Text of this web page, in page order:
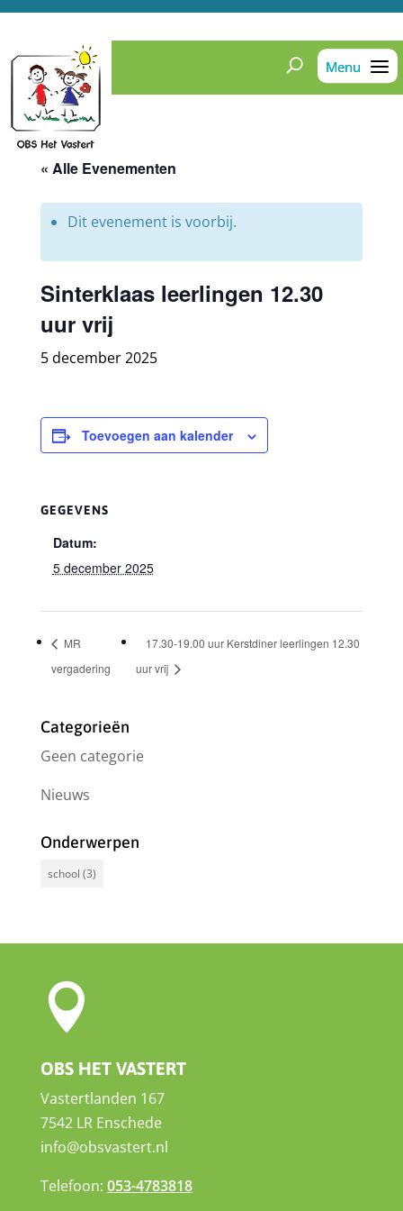
« Alle Evenementen
Dit evenement is voorbij.
Sinterklaas leerlingen 12.30
uur vrij
5 december 2025
Toevoegen aan kalender
GEGEVENS
Datum:
5 december 2025
MR
vergadering
17.30-19.00 uur Kerstdiner leerlingen 12.30
uur vrij
Categorieën
Geen categorie
Nieuws
Onderwerpen
school (3)

OBS HET VASTERT
Vastertlanden 167
7542 LR Enschede
info@obsvastert.nl
Telefoon: 053-4783818